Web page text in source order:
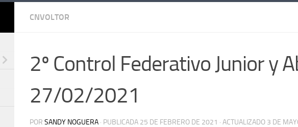
CNVOLTOR
2º Control Federativo Junior y
27/02/2021
POR SANDY NOGUERA · PUBLICADA 25 DE FEBRERO DE 2021 · ACTUALIZADO 3 DE